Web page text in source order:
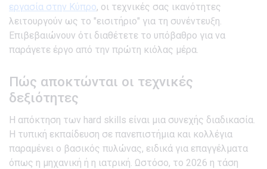
εργασία στην Κύπρο, οι τεχνικές σας ικανότητες
λειτουργούν ως το "εισιτήριο" για τη συνέντευξη.
Επιβεβαιώνουν ότι διαθέτετε το υπόβαθρο για να
παράγετε έργο από την πρώτη κιόλας μέρα.
Πώς αποκτώνται οι τεχνικές
δεξιότητες
Η απόκτηση των hard skills είναι μια συνεχής διαδικασία.
Η τυπική εκπαίδευση σε πανεπιστήμια και κολλέγια
παραμένει ο βασικός πυλώνας, ειδικά για επαγγέλματα
όπως η μηχανική ή η ιατρική. Ωστόσο, το 2026 η τάση